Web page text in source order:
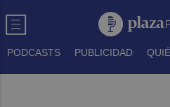
PODCASTS PUBLICIDAD